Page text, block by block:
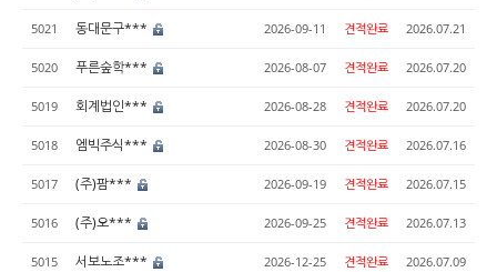
5021 동대문구*** 2026-09-11 견적완료 2026.07.21
5020 푸른숲학*** 2026-08-07 견적완료 2026.07.20
5019 회계법인*** 2026-08-28 견적완료 2026.07.20
5018 엠빅주식*** 2026-08-30 견적완료 2026.07.16
5017 (주)팜*** 2026-09-19 견적완료 2026.07.15
5016 (주)오*** 2026-09-25 견적완료 2026.07.13
5015 서보노조*** 2026-12-25 견적완료 2026.07.09